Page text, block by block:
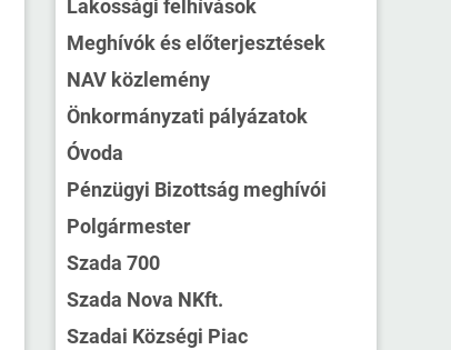
Lakossági felhívások
Meghívók és előterjesztések
NAV közlemény
Önkormányzati pályázatok
Óvoda
Pénzügyi Bizottság meghívói
Polgármester
Szada 700
Szada Nova NKft.
Szadai Községi Piac